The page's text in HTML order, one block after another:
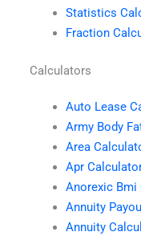
Statistics
Fraction
Calculators
Auto Lease
Army Body
Area
Apr
Anorexic Bmi
Annuity
Annuity